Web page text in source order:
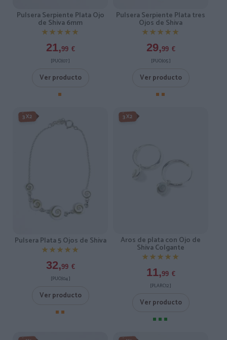
Pulsera Serpiente Plata Ojo
de Shiva 6mm
★★★★★
★★★★★
21,99 €
[PUOJ07 ]
Ver producto
Pulsera Serpiente Plata tres
Ojos de Shiva
★★★★★
★★★★★
29,99 €
[PUOJ05 ]
Ver producto
3X2
Pulsera Plata 5 Ojos de Shiva
★★★★★
★★★★★
32,99 €
[PUOJ04 ]
Ver producto
3X2
Aros de plata con Ojo de
Shiva Colgante
★★★★★
★★★★★
11,99 €
[PLARC12 ]
Ver producto